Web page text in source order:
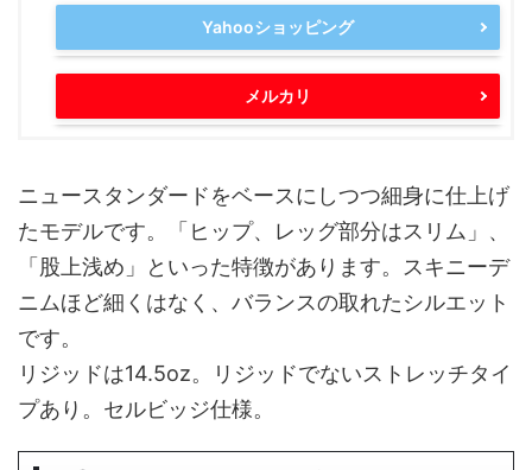
Yahooショッピング
メルカリ
ニュースタンダードをベースにしつつ細身に仕上げ
たモデルです。「ヒップ、レッグ部分はスリム」、
「股上浅め」といった特徴があります。スキニーデ
ニムほど細くはなく、バランスの取れたシルエット
です。
リジッドは14.5oz。リジッドでないストレッチタイ
プあり。セルビッジ仕様。